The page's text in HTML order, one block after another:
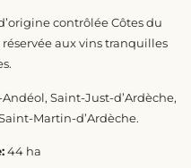
contrôlée Côtes du
aux vins tranquilles
Saint-Just-d’Ardèche,
Martin-d’Ardèche.
44 ha